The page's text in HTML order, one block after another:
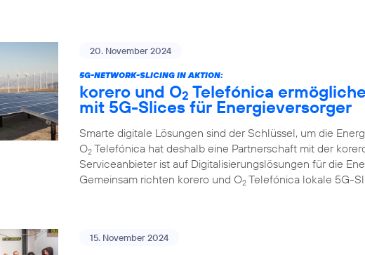
20. November 2024
5G-NETWORK-SLICING IN AKTION:
korero und O2 Telefónica
mit 5G-Slices für Energieversorger
Smarte digitale Lösungen sind der Schlüssel, um die
O2 Telefónica hat deshalb eine Partnerschaft mit der
Serviceanbieter ist auf Digitalisierungslösungen für die
Gemeinsam richten korero und O2 Telefónica lokale 5G-
15. November 2024